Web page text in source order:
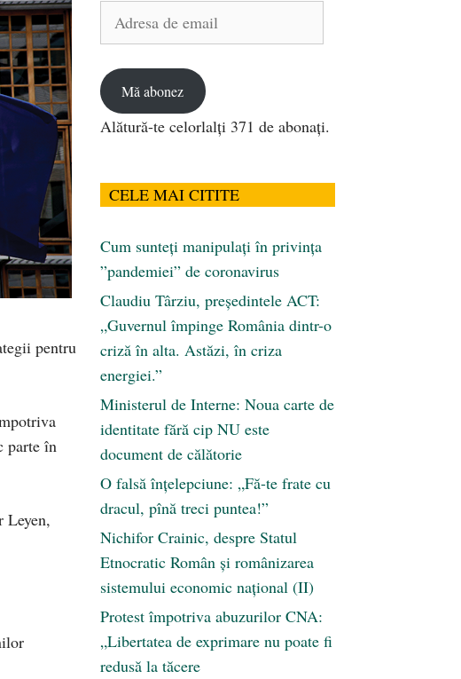
pentru
parte în
Leyen,
Adresa
Mă abonez
Alătură-te celorlalți 371 de abonați.
CELE MAI CITITE
Cum sunteți manipulați în privința
”pandemiei” de coronavirus
Claudiu Târziu, președintele ACT:
„Guvernul împinge România dintr-o
criză în alta. Astăzi, în criza
energiei.”
Ministerul de Interne: Noua carte de
identitate fără cip NU este
document de călătorie
O falsă înțelepciune: „Fă-te frate cu
dracul, pînă treci puntea!”
Nichifor Crainic, despre Statul
Etnocratic Român şi românizarea
sistemului economic naţional (II)
Protest împotriva abuzurilor CNA:
„Libertatea de exprimare nu poate fi
redusă la tăcere